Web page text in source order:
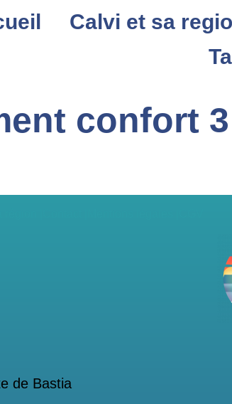
Calvi et sa
confort 3
de Bastia